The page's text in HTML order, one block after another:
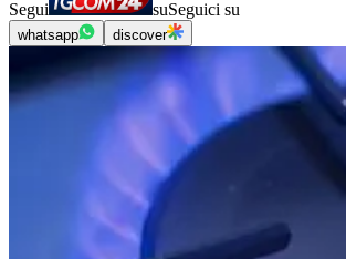
Segui suSeguici su
whatsapp discover